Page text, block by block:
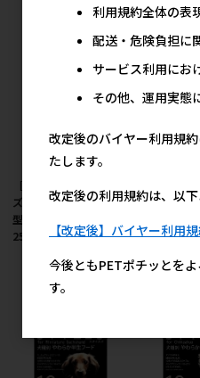
［マルカン サンライ
ズ］プチアンジュ 超小
型犬 1～6歳の成犬用
250g
参考上代
730円
ズ］プチア
250g
参考
利用規約全体の表
配送・危険負担に
サービス利用にお
その他、運用実態
改定後のバイヤー利用規
たします。
改定後の利用規約は、以下
【改定後】バイヤー利用
今後ともPETポチッとを
す。